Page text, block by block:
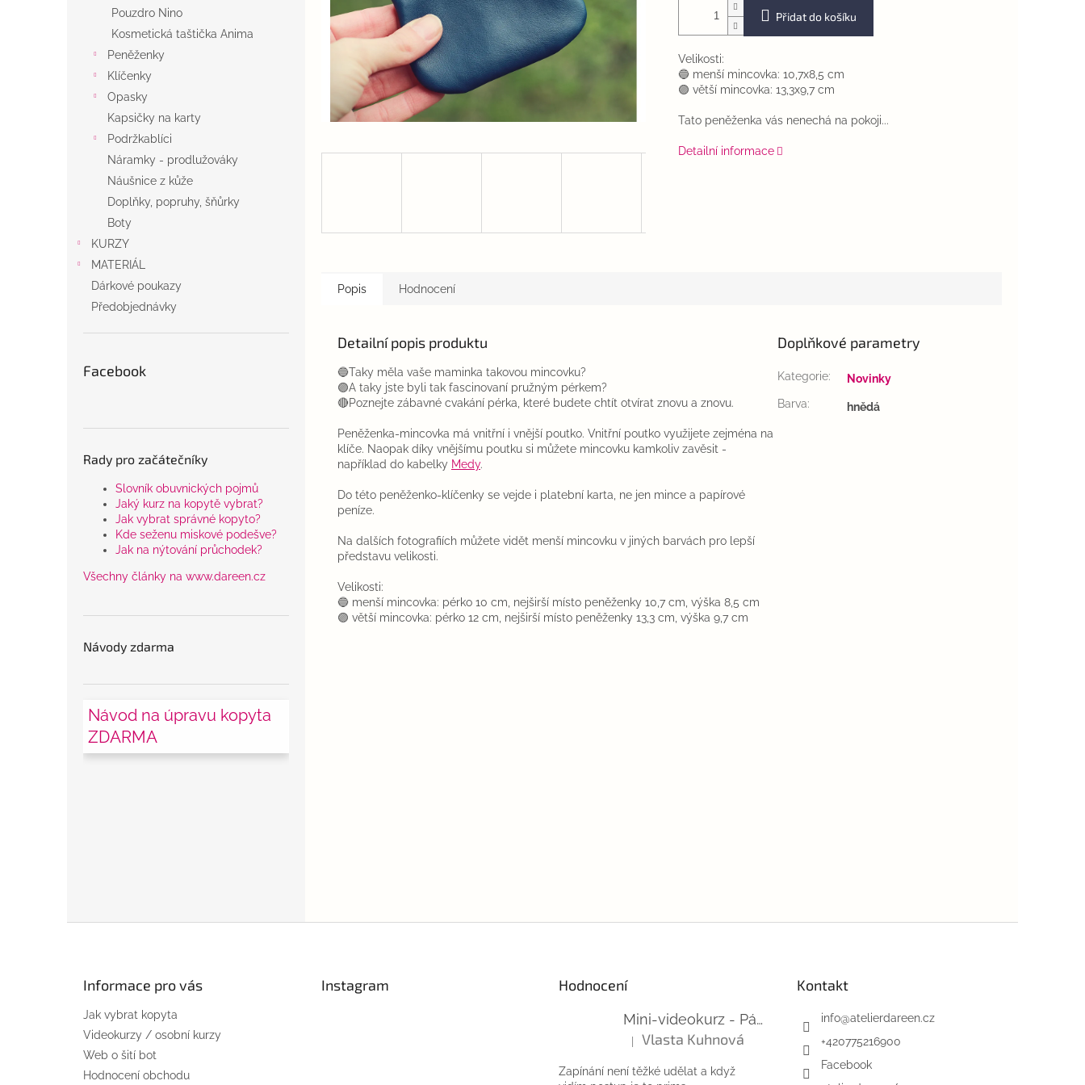
Pouzdro Nino
Kosmetická taštička Anima
Peněženky
Klíčenky
Opasky
Kapsičky na karty
Podržkablíci
Náramky - prodlužováky
Náušnice z kůže
Doplňky, popruhy, šňůrky
Boty
KURZY
MATERIÁL
Dárkové poukazy
Předobjednávky
Facebook
Rady pro začátečníky
Slovník obuvnických pojmů
Jaký kurz na kopytě vybrat?
Jak vybrat správné kopyto?
Kde seženu miskové podešve?
Jak na nýtování průchodek?
Všechny články na www.dareen.cz
Návody zdarma
Návod na úpravu kopyta
ZDARMA
Přidat do košíku
Velikosti:
🔵 menší mincovka: 10,7x8,5 cm
🟣 větší mincovka: 13,3x9,7 cm
Tato peněženka vás nenechá na pokoji...
Detailní informace
Popis Hodnocení
Detailní popis produktu
🔵Taky měla vaše maminka takovou mincovku?
🟣A taky jste byli tak fascinovaní pružným pérkem?
🔴Poznejte zábavné cvakání pérka, které budete chtít otvírat znovu a znovu.
Peněženka-mincovka má vnitřní i vnější poutko. Vnitřní poutko využijete zejména na
klíče. Naopak díky vnějšímu poutku si můžete mincovku kamkoliv zavěsit -
například do kabelky Medy.
Do této peněženko-klíčenky se vejde i platební karta, ne jen mince a papírové
peníze.
Na dalších fotografiích můžete vidět menší mincovku v jiných barvách pro lepší
představu velikosti.
Velikosti:
🔵 menší mincovka: pérko 10 cm, nejširší místo peněženky 10,7 cm, výška 8,5 cm
🟣 větší mincovka: pérko 12 cm, nejširší místo peněženky 13,3 cm, výška 9,7 cm
Doplňkové parametry
Kategorie:
Novinky
Barva: hnědá
Informace pro vás
Jak vybrat kopyta
Videokurzy / osobní kurzy
Web o šití bot
Hodnocení obchodu
Instagram Hodnocení
Mini-videokurz - Pásky na suchý zip
Hodnocení produktu je 5 z 5 hvězdiček.
| Vlasta Kuhnová
Zapínání není těžké udělat a když
Kontakt
info@atelierdareen.cz
+420775216900
Facebook